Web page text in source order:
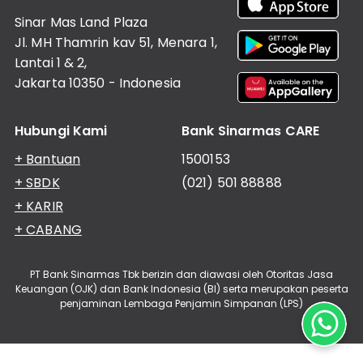
Nasabah
Hubungan
Investor
Karir
Sinar Mas Land Plaza
Jl. MH Thamrin kav 51, Menara 1,
Lantai 1 & 2,
Jakarta 10350 - Indonesia
Hubungi Kami
+ Bantuan
+ SBDK
+ KARIR
+ CABANG
Bank Sinarmas CARE
1500153
(021) 501 88888
PT Bank Sinarmas Tbk berizin dan diawasi oleh Otoritas Jasa
Keuangan (OJK) dan Bank Indonesia (BI) serta merupakan peserta
penjaminan Lembaga Penjamin Simpanan (LPS)